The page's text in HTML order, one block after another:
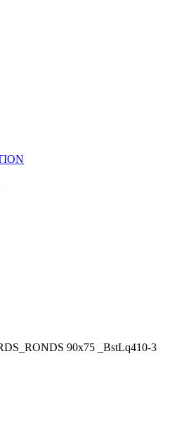
90x75 _BstLq410-3